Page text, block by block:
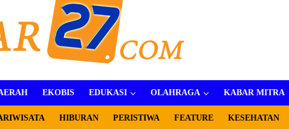
EKOBIS EDUKASI OLAHRAGA KABAR MITRA
HIBURAN PERISTIWA FEATURE KESEHATAN